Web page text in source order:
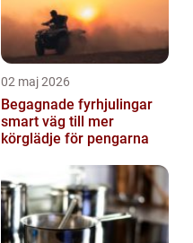
02 maj 2026
Begagnade fyrhjulingar
smart väg till mer
körglädje för pengarna